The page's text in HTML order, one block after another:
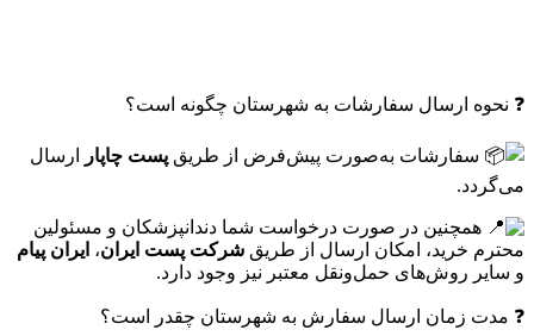
❓ نحوه ارسال سفارشات به شهرستان چگونه است؟
سفارشات به‌صورت پیش‌فرض از طریق پست چاپار
ارسال
می‌گردد.
همچنین در صورت درخواست شما دندانپزشکان و مسئولین
محترم خرید، امکان ارسال از طریق شرکت پست ایران، ایران پیام
و سایر روش‌های حمل‌ونقل معتبر نیز وجود دارد.
❓ مدت زمان ارسال سفارش به شهرستان چقدر است؟